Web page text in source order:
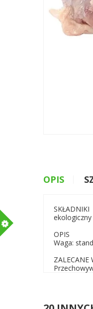
OPIS
SKŁADNIKI
OPIS
Waga:
ZALECANE